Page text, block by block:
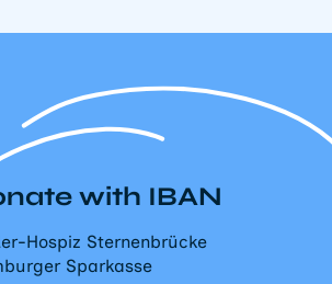
with IBAN
Hospiz Sternenbrücke
Sparkasse